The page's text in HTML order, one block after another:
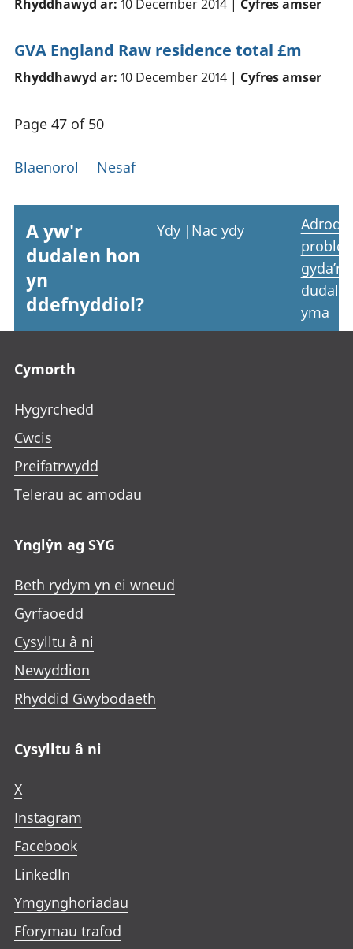
Rhyddhawyd ar: 10 December 2014 | Cyfres amser
GVA England Raw residence total £m
Rhyddhawyd ar: 10 December 2014 | Cyfres amser
Page 47 of 50
Blaenorol Nesaf
A yw'r
dudalen hon
yn
ddefnyddiol?
Ydy | Nac ydy
Adrodd
gyda’r
yma
Cymorth
Hygyrchedd
Cwcis
Preifatrwydd
Telerau ac amodau
Ynglŷn ag SYG
Beth rydym yn ei wneud
Gyrfaoedd
Cysylltu â ni
Newyddion
Rhyddid Gwybodaeth
Cysylltu â ni
X
Instagram
Facebook
LinkedIn
Ymgynghoriadau
Fforymau trafod